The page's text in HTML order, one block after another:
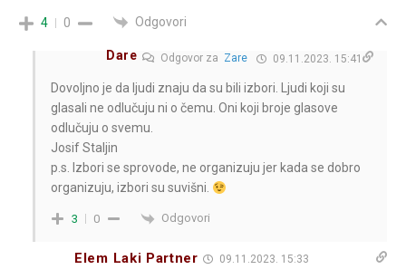
4 0 Odgovori
Dare Odgovor za Zare 09.11.2023. 15:41
Dovoljno je da ljudi znaju da su bili izbori. Ljudi koji su
glasali ne odlučuju ni o čemu. Oni koji broje glasove
odlučuju o svemu.
Josif Staljin
p.s. Izbori se sprovode, ne organizuju jer kada se dobro
organizuju, izbori su suvišni.
3 0 Odgovori
Elem Laki Partner 09.11.2023. 15:33